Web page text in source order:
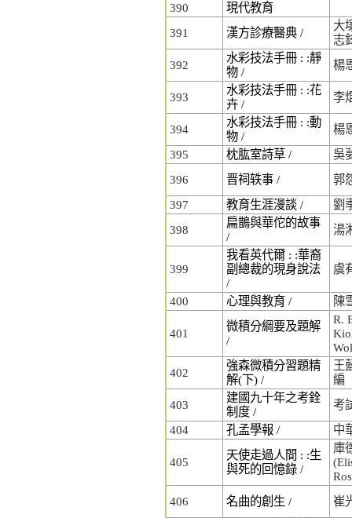
390
現代教育
391
漢方診療醫典 /
大
志
392
水彩技法手冊 : :靜
物 /
楊
393
水彩技法手冊 : :花
卉 /
李
394
水彩技法手冊 : :動
物 /
楊
395
枕肱室詩草 /
吳
396
晋祠轶事 /
郭
397
教育生涯漫談 /
劉
398
扁鵲與華佗的故事
/
湯
399
我看英代爾 : :華裔
副總裁的現身說法
/
虞
400 心理與教育 / 陳
401
微積分綱要及題解
/
R.
402
強森微積分習題精
解(下) /
王
編
403
建國九十年之考銓
制度 /
考
404
孔孟學報 / 中
405
天使走過人間 : :生
與死的回憶錄 /
庫
406
名曲的創生 / 崔